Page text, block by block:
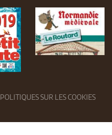
POLITIQUES SUR LES COOKIES